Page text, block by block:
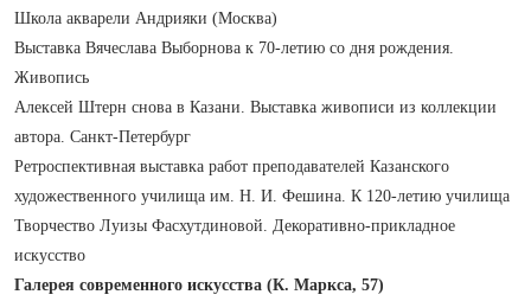
Школа акварели Андрияки (Москва)
Выставка Вячеслава Выборнова к 70‑летию со дня рождения.
Живопись
Алексей Штерн снова в Казани. Выставка живописи из коллекции
автора. Санкт‑Петербург
Ретроспективная выставка работ преподавателей Казанского
художественного училища им. Н. И. Фешина. К 120‑летию училища
Творчество Луизы Фасхутдиновой. Декоративно‑прикладное
искусство
Галерея современного искусства (К. Маркса, 57)